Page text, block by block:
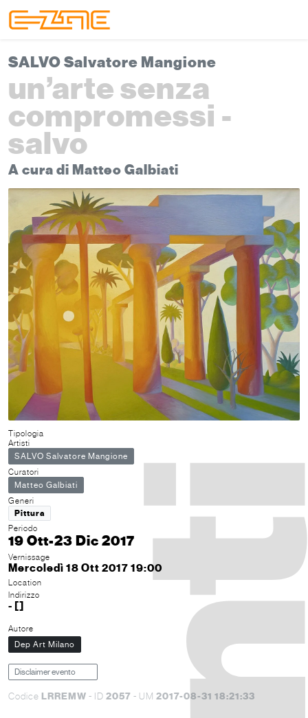
SALVO Salvatore Mangione
un’arte senza
compromessi -
salvo
A cura di Matteo Galbiati
Tipologia
Artisti
SALVO Salvatore Mangione
Curatori
Matteo Galbiati
Generi
Pittura
Periodo
19 Ott-23 Dic 2017
Vernissage
Mercoledì 18 Ott 2017 19:00
Location
Indirizzo
- []
Autore
Dep Art Milano
Disclaimer evento
Codice LRREMW - ID 2057 - UM 2017-08-31 18:21:33